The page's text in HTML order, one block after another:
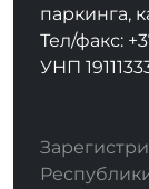
паркинга,
Тел/факс:
УНП